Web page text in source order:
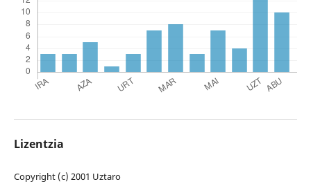
Lizentzia
Copyright (c) 2001 Uztaro